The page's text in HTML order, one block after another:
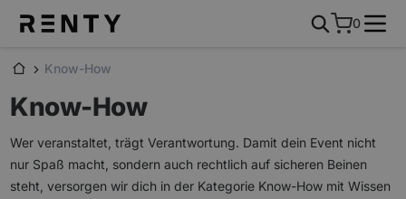
0
Know-How
Know-How
Wer veranstaltet, trägt Verantwortung. Damit dein Event nicht
nur Spaß macht, sondern auch rechtlich auf sicheren Beinen
steht, versorgen wir dich in der Kategorie Know-How mit Wissen